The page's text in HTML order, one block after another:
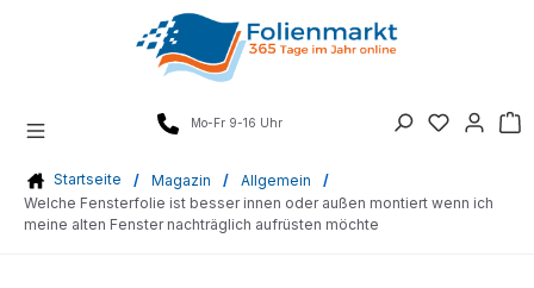
Mo-Fr 9-16 Uhr
Startseite / Magazin / Allgemein
/
Welche Fensterfolie ist besser innen oder außen montiert wenn ich
meine alten Fenster nachträglich aufrüsten möchte